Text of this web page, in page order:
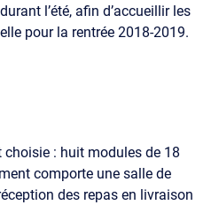
l’été, afin d’accueillir les
pour la rentrée 2018-2019.
choisie : huit modules de 18
comporte une salle de
des repas en livraison